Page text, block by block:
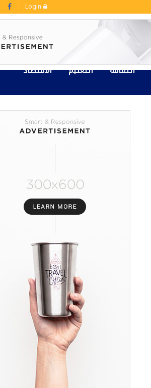
الثقافة التعليم
الاقتصاد